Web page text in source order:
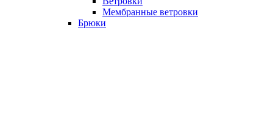
Мембранные ветровки
Брюки